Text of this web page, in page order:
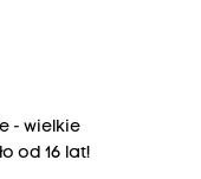
- wielkie
od 16 lat!